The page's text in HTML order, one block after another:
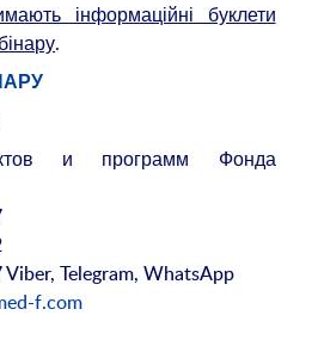
інформаційні буклети
.
и программ Фонда
Telegram, WhatsApp
f.com